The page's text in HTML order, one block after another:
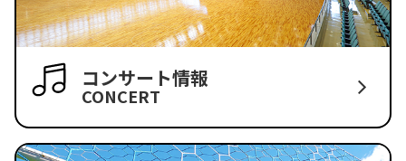
コンサート情報
CONCERT